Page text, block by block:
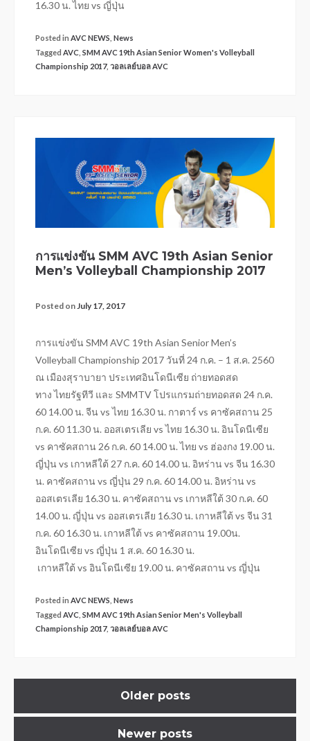
16.30 น. ไทย vs ญี่ปุ่น
Posted in AVC NEWS News
Tagged AVC SMM AVC 19th Asian Senior Women's Volleyball
Championship 2017, วอลเลย์บอล AVC
การแข่งขัน SMM AVC 19th Asian Senior
Men’s Volleyball Championship 2017
Posted on July 17, 2017
การแข่งขัน SMM AVC 19th Asian Senior Men’s
Volleyball Championship 2017 วันที่ 24 ก.ค. – 1 ส.ค. 2560
ณ เมืองสุราบายา ประเทศอินโดนีเซีย ถ่ายทอดสด
ทาง ไทยรัฐทีวี และ SMMTV โปรแกรมถ่ายทอดสด 24 ก.ค.
60 14.00 น. จีน vs ไทย 16.30 น. กาตาร์ vs คาซัคสถาน 25
ก.ค. 60 11.30 น. ออสเตรเลีย vs ไทย 16.30 น. อินโดนีเซีย
vs คาซัคสถาน 26 ก.ค. 60 14.00 น. ไทย vs ฮ่องกง 19.00 น.
ญี่ปุ่น vs เกาหลีใต้ 27 ก.ค. 60 14.00 น. อิหร่าน vs จีน 16.30
น. คาซัคสถาน vs ญี่ปุ่น 29 ก.ค. 60 14.00 น. อิหร่าน vs
ออสเตรเลีย 16.30 น. คาซัคสถาน vs เกาหลีใต้ 30 ก.ค. 60
14.00 น. ญี่ปุ่น vs ออสเตรเลีย 16.30 น. เกาหลีใต้ vs จีน 31
ก.ค. 60 16.30 น. เกาหลีใต้ vs คาซัคสถาน 19.00น.
อินโดนีเซีย vs ญี่ปุ่น 1 ส.ค. 60 16.30 น.
เกาหลีใต้ vs อินโดนีเซีย 19.00 น. คาซัคสถาน vs ญี่ปุ่น
Posted in AVC NEWS News
Tagged AVC SMM AVC 19th Asian Senior Men's Volleyball
Championship 2017, วอลเลย์บอล AVC
Older posts
Newer posts